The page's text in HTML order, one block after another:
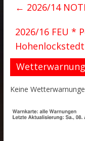
← 2026/14
2026/16 FEU *
Hohenlockstedt
Keine